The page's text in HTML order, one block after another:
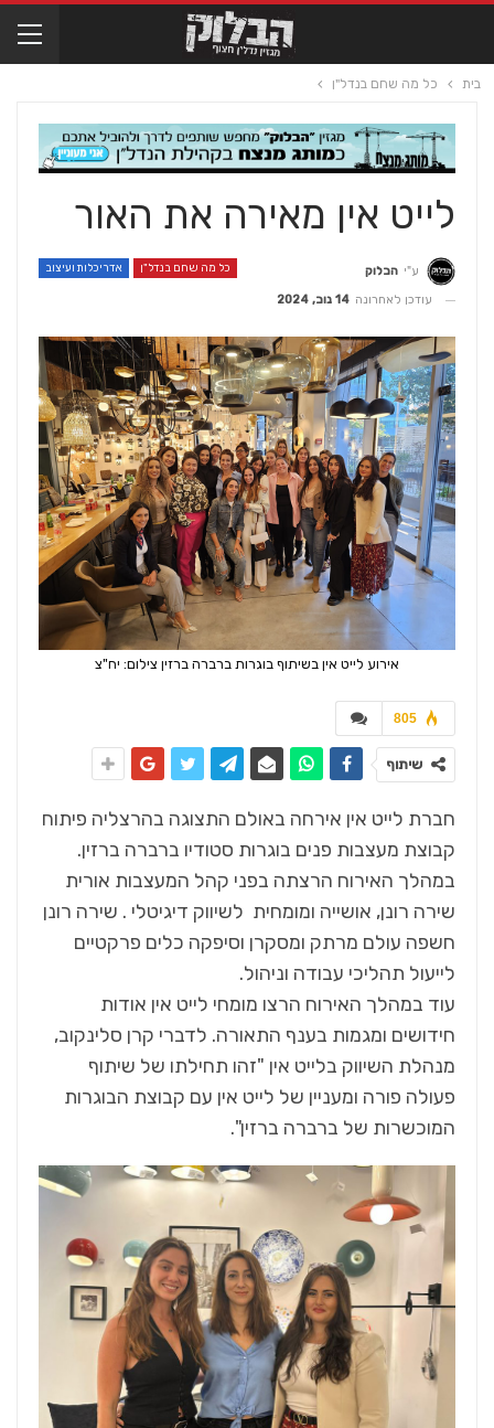
בית כל מה שחם בנדל"ן
לייט אין מאירה את האור
כל מה שחם בנדל"ן אדריכלות ועיצוב ע"י הבלוק
עודכן לאחרונה 14 נוב, 2024
אירוע לייט אין בשיתוף בוגרות ברברה ברזין צילום: יח"צ
805
שיתוף
חברת לייט אין אירחה באולם התצוגה בהרצליה פיתוח
קבוצת מעצבות פנים בוגרות סטודיו ברברה ברזין.
במהלך האירוח הרצתה בפני קהל המעצבות אורית
שירה רונן, אושייה ומומחית לשיווק דיגיטלי . שירה רונן
חשפה עולם מרתק ומסקרן וסיפקה כלים פרקטיים
לייעול תהליכי עבודה וניהול.
עוד במהלך האירוח הרצו מומחי לייט אין אודות
חידושים ומגמות בענף התאורה. לדברי קרן סלינקוב,
מנהלת השיווק בלייט אין "זהו תחילתו של שיתוף
פעולה פורה ומעניין של לייט אין עם קבוצת הבוגרות
המוכשרות של ברברה ברזין".